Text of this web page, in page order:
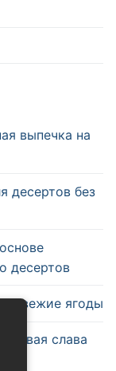
выпечка на
десертов без
десертов
свежие ягоды
новая слава